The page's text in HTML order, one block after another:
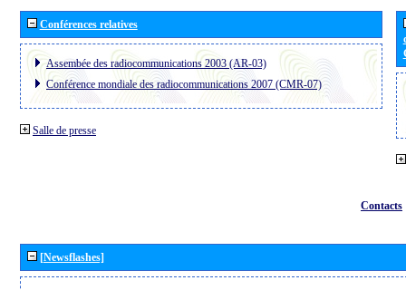
Conférences relatives
Assembée des radiocommunications 2003 (AR-03)
Conférence mondiale des radiocommunications 2007 (CMR-07)
Salle de presse
Contacts
[Newsflashes]